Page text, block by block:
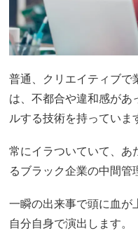
普通、クリエイティブで
は、不都合や違和感が
ルする技術を持っていま
常にイラついていて、あ
るブラック企業の中間管
一瞬の出来事で頭に血が
自分自身で演出します。